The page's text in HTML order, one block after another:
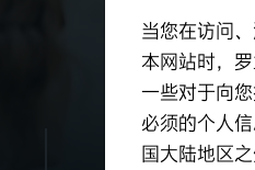
当您在访问
本网站时，
一些对于向
必须的个人
国大陆地区
蓄势待